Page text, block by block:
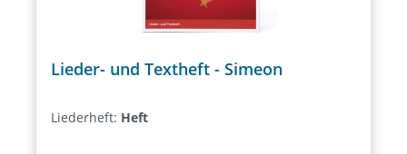
Lieder- und Textheft - Simeon
Liederheft: Heft